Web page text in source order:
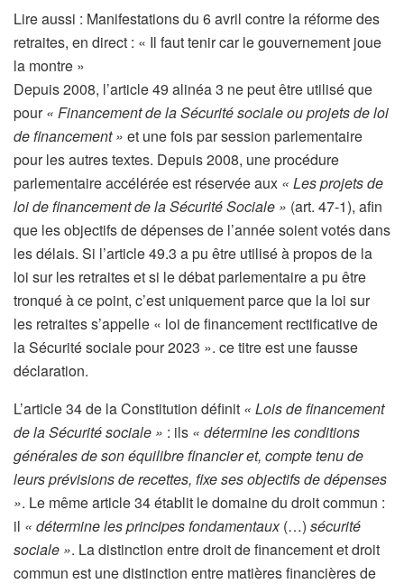
Lire aussi : Manifestations du 6 avril contre la réforme des
retraites, en direct : « Il faut tenir car le gouvernement joue
la montre »
Depuis 2008, l’article 49 alinéa 3 ne peut être utilisé que
pour« Financement de la Sécurité sociale ou projets de loi
de financement » et une fois par session parlementaire
pour les autres textes. Depuis 2008, une procédure
parlementaire accélérée est réservée aux « Les projets de
loi de financement de la Sécurité Sociale » (art. 47-1), afin
que les objectifs de dépenses de l’année soient votés dans
les délais. Si l’article 49.3 a pu être utilisé à propos de la
loi sur les retraites et si le débat parlementaire a pu être
tronqué à ce point, c’est uniquement parce que la loi sur
les retraites s’appelle « loi de financement rectificative de
la Sécurité sociale pour 2023 ». ce titre est une fausse
déclaration.
L’article 34 de la Constitution définit « Lois de financement
de la Sécurité sociale » : ils « détermine les conditions
générales de son équilibre financier et, compte tenu de
leurs prévisions de recettes, fixe ses objectifs de dépenses
». Le même article 34 établit le domaine du droit commun :
il « détermine les principes fondamentaux(…) sécurité
sociale ». La distinction entre droit de financement et droit
commun est une distinction entre matières financières de